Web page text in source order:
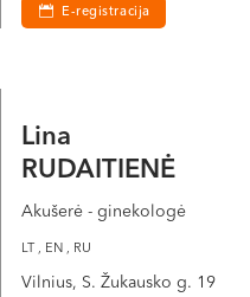
E-registracija
Lina
RUDAITIENĖ
Akušerė - ginekologė
LT , EN , RU
Vilnius, S. Žukausko g. 19